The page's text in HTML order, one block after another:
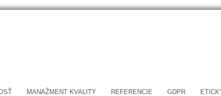
MANAŽMENT KVALITY REFERENCIE GDPR